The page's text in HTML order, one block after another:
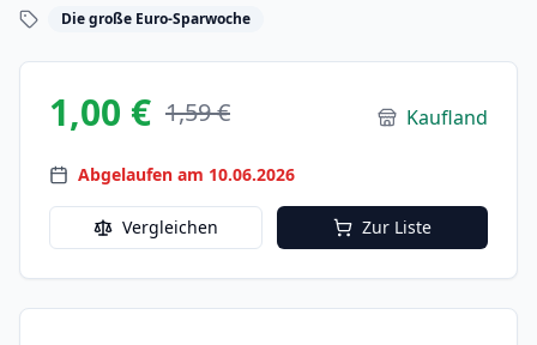
Die große Euro-Sparwoche
1,00 € 1,59 € Kaufland
Abgelaufen am 10.06.2026
Vergleichen Zur Liste